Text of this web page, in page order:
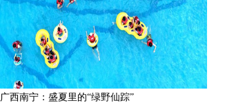
广西南宁：盛夏里的“绿野仙踪”